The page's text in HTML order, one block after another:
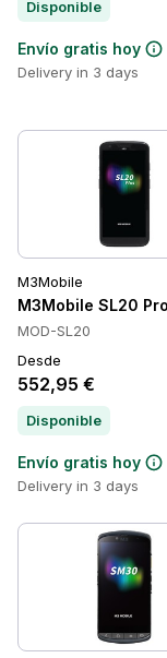
Disponible
Envío gratis hoy
Delivery in 3 days
M3Mobile
M3Mobile SL20
MOD-SL20
Desde
552,95 €
Disponible
Envío gratis hoy
Delivery in 3 days